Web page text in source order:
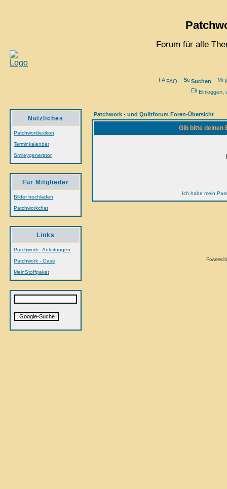
Forum für alle
FAQ Suchen
Einloggen,
Nützliches
Patchworklexikon
Terminkalender
Smileygenerator
Für Mitglieder
Bilder hochladen
Patchworkchat
Links
Patchwork - Anleitungen
Patchwork - Oase
MeinStoffpaket
Patchwork - und Quiltforum Foren-Übersicht
Gib bitte deinen
Ich habe mein
Powered